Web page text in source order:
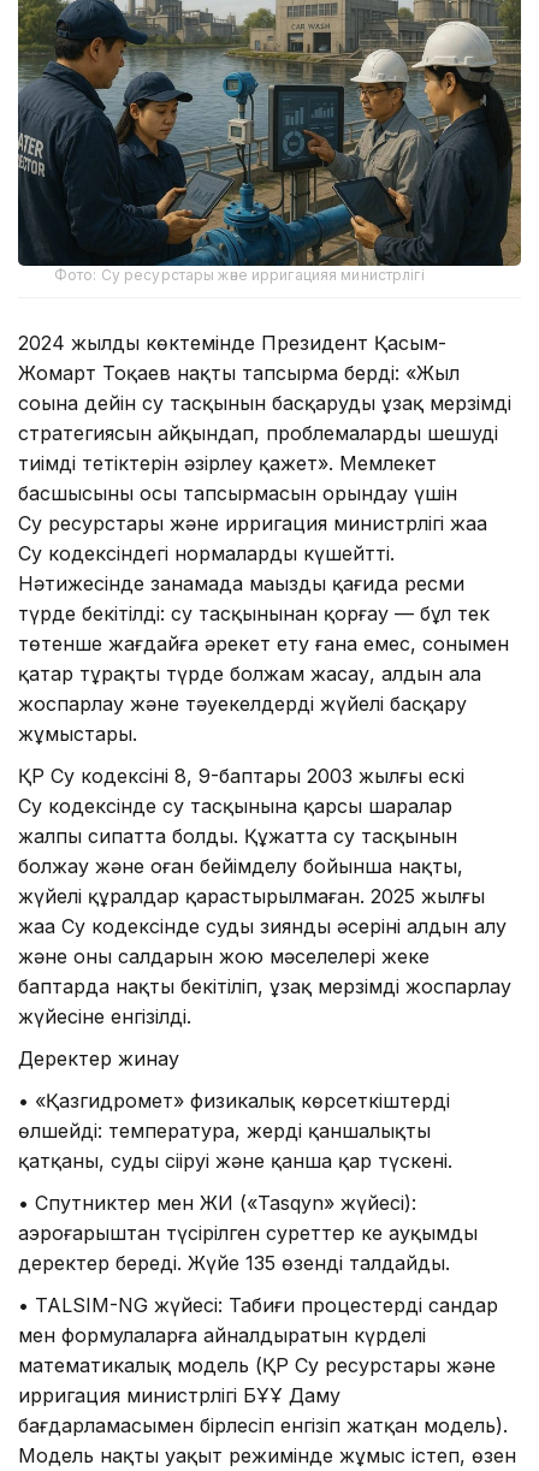
Фото: Cу ресурстары және ирригацияя министрлігі
2024 жылдың көктемінде Президент Қасым-
Жомарт Тоқаев нақты тапсырма берді: «Жыл
соңына дейін су тасқынын басқарудың ұзақ мерзімді
стратегиясын айқындап, проблемаларды шешудің
тиімді тетіктерін әзірлеу қажет». Мемлекет
басшысының осы тапсырмасын орындау үшін
Су ресурстары және ирригация министрлігі жаңа
Су кодексіндегі нормаларды күшейтті.
Нәтижесінде заңнамада маңызды қағида ресми
түрде бекітілді: су тасқынынан қорғау — бұл тек
төтенше жағдайға әрекет ету ғана емес, сонымен
қатар тұрақты түрде болжам жасау, алдын ала
жоспарлау және тәуекелдерді жүйелі басқару
жұмыстары.
ҚР Су кодексінің 8, 9-баптары 2003 жылғы ескі
Су кодексінде су тасқынына қарсы шаралар
жалпы сипатта болды. Құжатта су тасқынын
болжау және оған бейімделу бойынша нақты,
жүйелі құралдар қарастырылмаған. 2025 жылғы
жаңа Су кодексінде судың зиянды әсерінің алдын алу
және оның салдарын жою мәселелері жеке
баптарда нақты бекітіліп, ұзақ мерзімді жоспарлау
жүйесіне енгізілді.
Деректер жинау
• «Қазгидромет» физикалық көрсеткіштерді
өлшейді: температура, жердің қаншалықты
қатқаны, суды сіңіруі және қанша қар түскені.
• Спутниктер мен ЖИ («Tasqyn» жүйесі):
аэроғарыштан түсірілген суреттер кең ауқымды
деректер береді. Жүйе 135 өзенді талдайды.
• TALSIM-NG жүйесі: Табиғи процестерді сандар
мен формулаларға айналдыратын күрделі
математикалық модель (ҚР Су ресурстары және
ирригация министрлігі БҰҰ Даму
бағдарламасымен бірлесіп енгізіп жатқан модель).
Модель нақты уақыт режимінде жұмыс істеп, өзен